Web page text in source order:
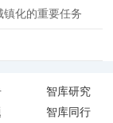
化的重要任务
智库研究
智库同行